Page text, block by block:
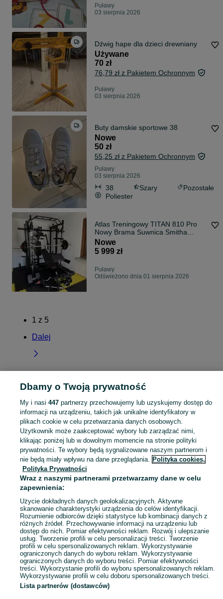
Puławy
03 sierpnia 2026
Dźwig hape dla dzieci drewniany
Używane
70 zł
76,79 zł z Pakietem Ochronnym
Puławy
03 sierpnia 2026
Buty damskie sportowe 38
Nowe
50 zł
55,25 zł z Pakietem Ochronnym
Puławy
03 sierpnia 2026
38 Szary
Pozostałe
Poliester
Atlas Treningowy TITAN 810 Pro
Nowy Brama Suwnica Smitha
Wyciągi Klatka do Ćwiczeń
Nowe
5 999 zł
Puławy
Odświeżono dnia 01 sierpnia 2026
1 z 5
Dalej
Strona główna Podkarpackie Puławy
KATEGORIA
Skorzystaj z największego serwisu ogłoszeniowego - Puławy i okolice! Kupuj to, czego pragniesz i sprzedawaj to, czego już nie potrzebujesz! Zobacz
Mapa kategorii
Mapa miejscowości
Mapa ministron
Popularne wyszukiwania
Dbamy o Twoją prywatność
My i nasi 447partnerzy przechowujemy lub uzyskujemy dostęp do
informacji na urządzeniu, takich jak unikalne identyfikatory w
plikach cookie w celu przetwarzania danych osobowych.
Użytkownik może zaakceptować wybory lub zarządzać nimi,
klikając poniżej lub w dowolnym momencie na stronie polityki
prywatności. Te wybory będą sygnalizowane naszym partnerom i
nie będą miały wpływu na dane przeglądania. Polityka cookies,
Polityka Prywatności
Wraz z naszymi partnerami przetwarzamy dane w celu
zapewnienia:
Użycie dokładnych danych geolokalizacyjnych. Aktywne
skanowanie charakterystyki urządzenia do celów identyfikacji.
Rozumienie odbiorców dzięki statystyce lub kombinacji danych z
różnych źródeł. Przechowywanie informacji na urządzeniu lub
dostęp do nich. Pomiar efektywności reklam. Rozwój i ulepszanie
usług. Tworzenie profili w celu personalizacji treści. Tworzenie
profili w celu spersonalizowanych reklam. Wykorzystywanie
ograniczonych danych do wyboru reklam. Wykorzystywanie
ograniczonych danych do wyboru treści. Pomiar efektywności
treści. Wykorzystanie profili do wyboru spersonalizowanych reklam.
Wykorzystywanie profili w celu doboru spersonalizowanych treści.
Lista partnerów (dostawców)